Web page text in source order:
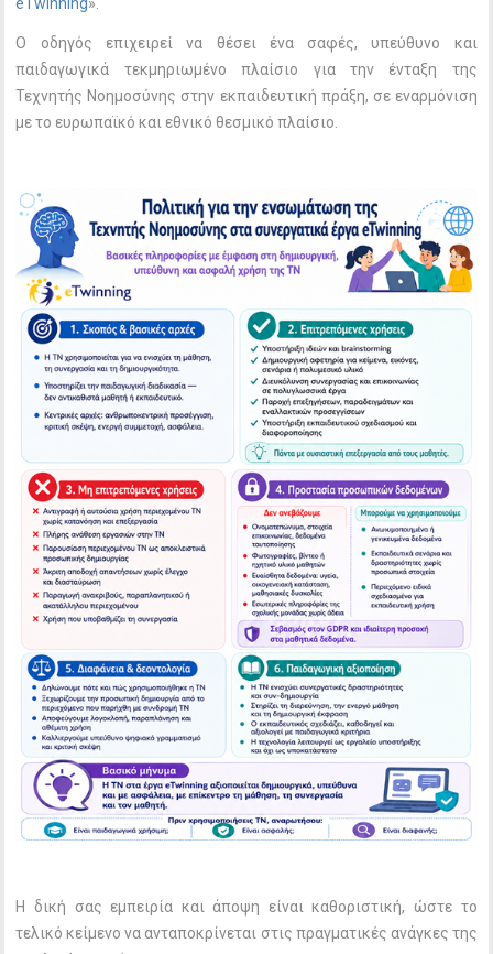
Ο οδηγός επιχειρεί να θέσει ένα σαφές, υπεύθυνο και
παιδαγωγικά τεκμηριωμένο πλαίσιο για την ένταξη της
Τεχνητής Νοημοσύνης στην εκπαιδευτική πράξη, σε εναρμόνιση
με το ευρωπαϊκό και εθνικό θεσμικό πλαίσιο.
Η δική σας εμπειρία και άποψη είναι καθοριστική, ώστε το
τελικό κείμενο να ανταποκρίνεται στις πραγματικές ανάγκες της